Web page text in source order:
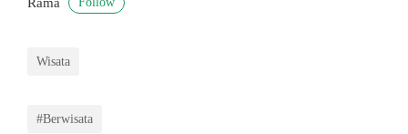
Rama
Wisata
#Berwisata